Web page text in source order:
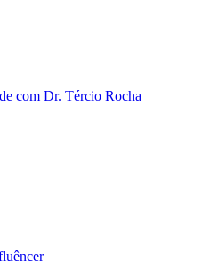
com Dr. Tércio Rocha